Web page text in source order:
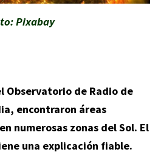
Pixabay
Observatorio de Radio de
encontraron áreas
numerosas zonas del Sol. El
una explicación fiable.